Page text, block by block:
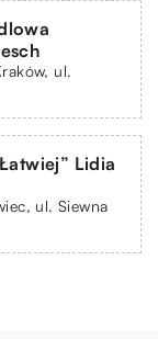
ul.
Lidia
ul. Siewna